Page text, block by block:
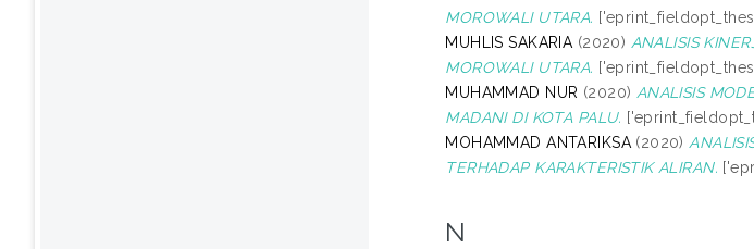
MOROWALI UTARA.
MUHLIS SAKARIA (2020) ANALISIS
MOROWALI UTARA.
MUHAMMAD NUR (2020) ANALISIS
MADANI DI KOTA PALU.
MOHAMMAD ANTARIKSA(2020)
TERHADAP KARAKTERISTIK ALIRAN.
N